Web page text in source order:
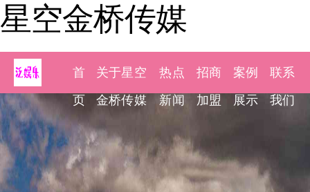
星空金桥传媒
首
页
关于星空
金桥传媒
热点
新闻
招商
加盟
案例
展示
联系
我们